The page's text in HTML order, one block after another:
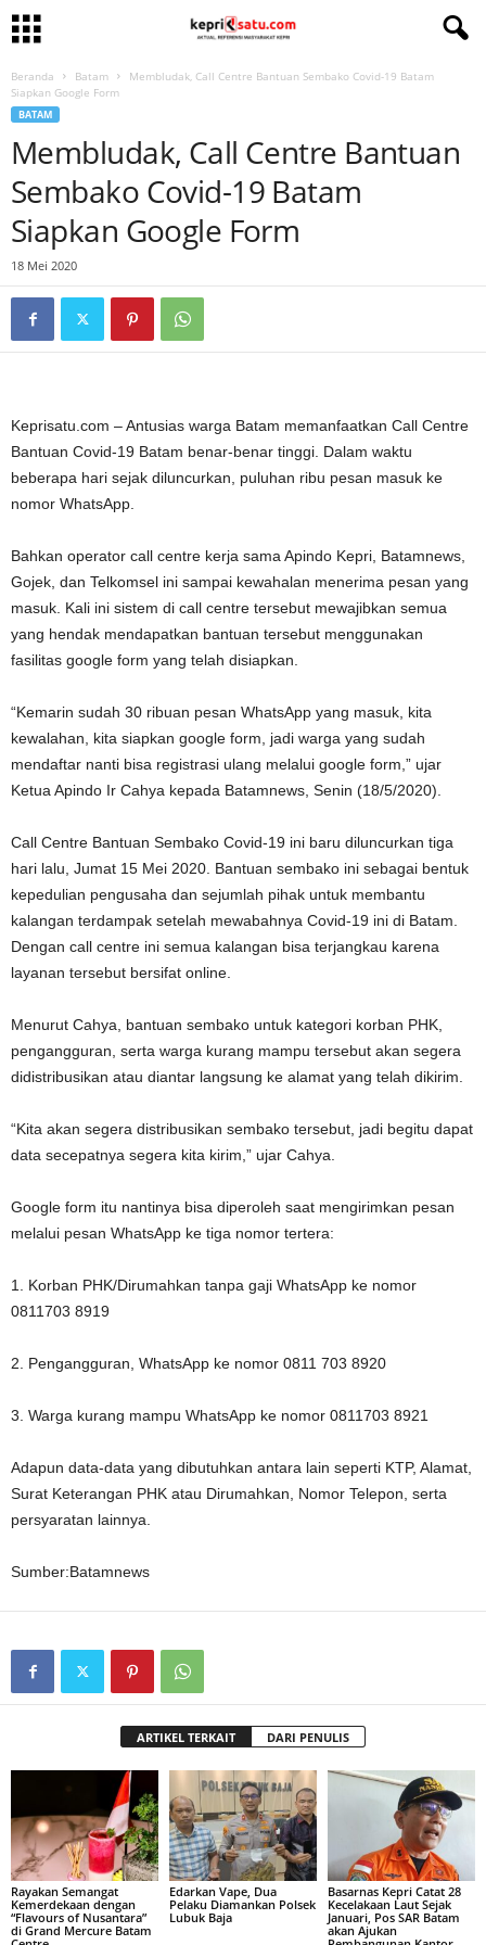
Beranda Batam
Membludak, Call Centre Bantuan Sembako Covid-19 Batam
Siapkan Google Form
BATAM
Membludak, Call Centre Bantuan
Sembako Covid-19 Batam
Siapkan Google Form
18 Mei 2020
Keprisatu.com – Antusias warga Batam memanfaatkan Call Centre
Bantuan Covid-19 Batam benar-benar tinggi. Dalam waktu
beberapa hari sejak diluncurkan, puluhan ribu pesan masuk ke
nomor WhatsApp.
Bahkan operator call centre kerja sama Apindo Kepri, Batamnews,
Gojek, dan Telkomsel ini sampai kewahalan menerima pesan yang
masuk. Kali ini sistem di call centre tersebut mewajibkan semua
yang hendak mendapatkan bantuan tersebut menggunakan
fasilitas google form yang telah disiapkan.
“Kemarin sudah 30 ribuan pesan WhatsApp yang masuk, kita
kewalahan, kita siapkan google form, jadi warga yang sudah
mendaftar nanti bisa registrasi ulang melalui google form,” ujar
Ketua Apindo Ir Cahya kepada Batamnews, Senin (18/5/2020).
Call Centre Bantuan Sembako Covid-19 ini baru diluncurkan tiga
hari lalu, Jumat 15 Mei 2020. Bantuan sembako ini sebagai bentuk
kepedulian pengusaha dan sejumlah pihak untuk membantu
kalangan terdampak setelah mewabahnya Covid-19 ini di Batam.
Dengan call centre ini semua kalangan bisa terjangkau karena
layanan tersebut bersifat online.
Menurut Cahya, bantuan sembako untuk kategori korban PHK,
pengangguran, serta warga kurang mampu tersebut akan segera
didistribusikan atau diantar langsung ke alamat yang telah dikirim.
“Kita akan segera distribusikan sembako tersebut, jadi begitu dapat
data secepatnya segera kita kirim,” ujar Cahya.
Google form itu nantinya bisa diperoleh saat mengirimkan pesan
melalui pesan WhatsApp ke tiga nomor tertera:
1. Korban PHK/Dirumahkan tanpa gaji WhatsApp ke nomor
0811703 8919
2. Pengangguran, WhatsApp ke nomor 0811 703 8920
3. Warga kurang mampu WhatsApp ke nomor 0811703 8921
Adapun data-data yang dibutuhkan antara lain seperti KTP, Alamat,
Surat Keterangan PHK atau Dirumahkan, Nomor Telepon, serta
persyaratan lainnya.
Sumber:Batamnews
ARTIKEL TERKAIT DARI PENULIS
Rayakan Semangat
Kemerdekaan dengan
“Flavours of Nusantara”
di Grand Mercure Batam
Edarkan Vape, Dua
Pelaku Diamankan Polsek
Lubuk Baja
Basarnas Kepri Catat 28
Kecelakaan Laut Sejak
Januari, Pos SAR Batam
akan Ajukan